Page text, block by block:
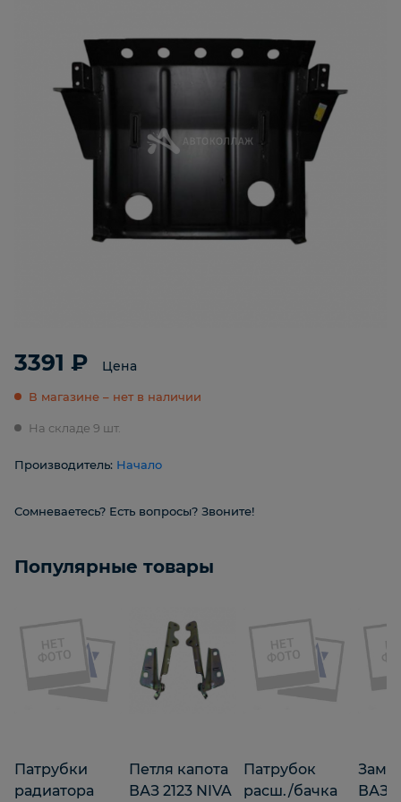
3391 ₽ Цена
В магазине – нет в наличии
На складе 9 шт.
Производитель: Начало
Сомневаетесь? Есть вопросы? Звоните!
Популярные товары
Патрубки
радиатора
Петля капота
ВАЗ 2123 NIVA
Патрубок
расш./бачка
ВАЗ